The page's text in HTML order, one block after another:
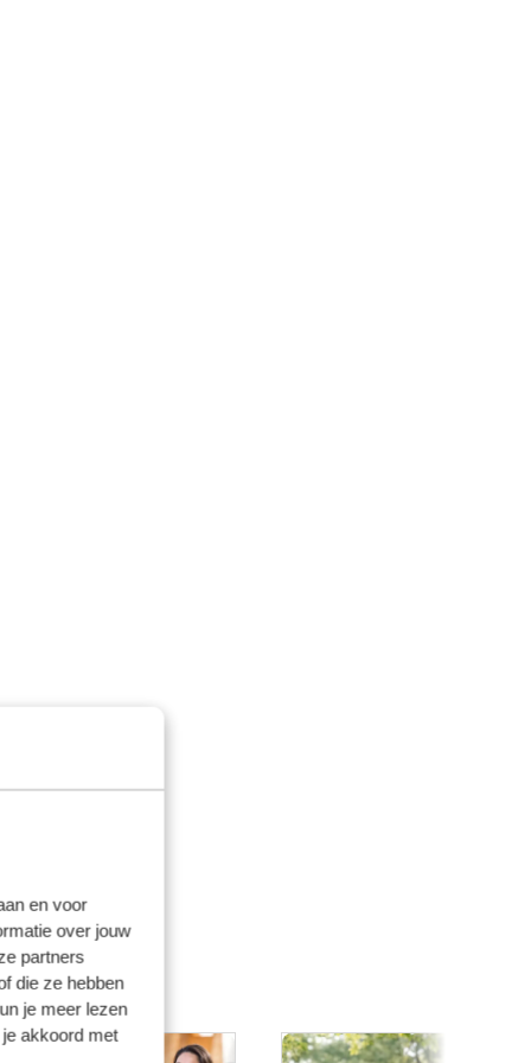
en voor
over jouw
partners
die ze hebben
je meer lezen
akkoord met